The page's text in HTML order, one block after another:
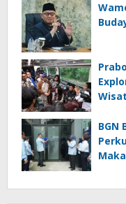
BGN